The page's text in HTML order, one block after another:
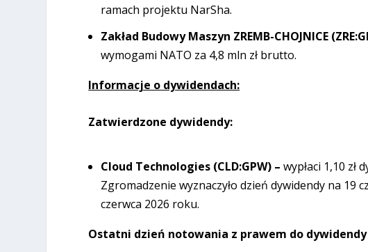
ramach projektu NarSha.
Zakład Budowy Maszyn ZREMB-CHOJNICE
wymogami NATO za 4,8 mln zł brutto.
Informacje o dywidendach:
Zatwierdzone dywidendy:
Cloud Technologies (CLD:GPW) – wypłaci 1,10 zł
Zgromadzenie wyznaczyło dzień dywidendy na 19
czerwca 2026 roku.
Ostatni dzień notowania z prawem do